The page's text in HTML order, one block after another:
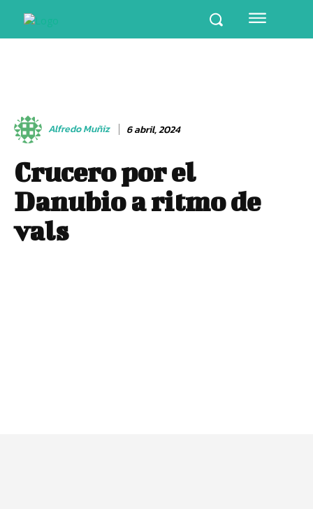
Alfredo Muñiz 6 abril, 2024
Crucero por el
Danubio a ritmo de
vals